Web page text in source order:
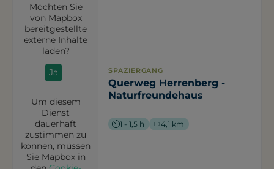
Möchten Sie
von Mapbox
bereitgestellte
externe Inhalte
laden?
Ja
Um diesem
Dienst
dauerhaft
zustimmen zu
können, müssen
Sie Mapboxin
SPAZIERGANG
Querweg Herrenberg -
Naturfreundehaus
1 - 1,5 h 4,1 km